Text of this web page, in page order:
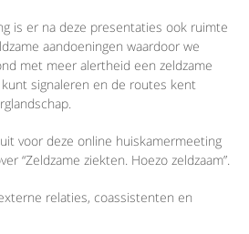
is er na deze presentaties ook ruimte
aandoeningen waardoor we
met meer alertheid een zeldzame
signaleren en de routes kent
voor deze online huiskamermeeting
“Zeldzame ziekten. Hoezo zeldzaam”.
relaties, coassistenten en